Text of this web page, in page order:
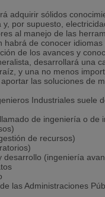
adquirir sólidos
por supuesto,
al manejo de las
habrá de conocer
de los avances y
desarrollará una
y una no menos
las soluciones de
Industriales suele
de ingeniería o de
de recursos)
desarrollo (ingeniería
las Administraciones